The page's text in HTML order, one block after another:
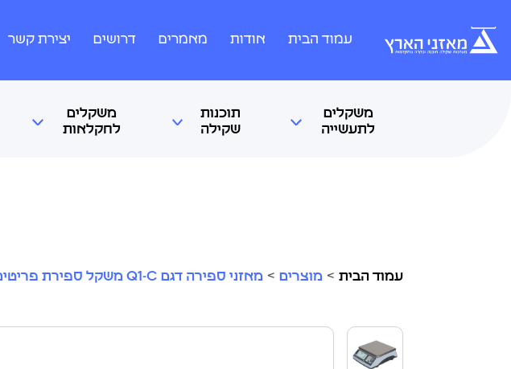
עמוד הבית אודות מאמרים דרושים יצירת קשר
משקלים
לתעשייה
תוכנות
שקילה
משקלים
לחקלאות
עמוד הבית > מוצרים > מאזני ספירה דגם Q1-C משקל ספירת פריטים